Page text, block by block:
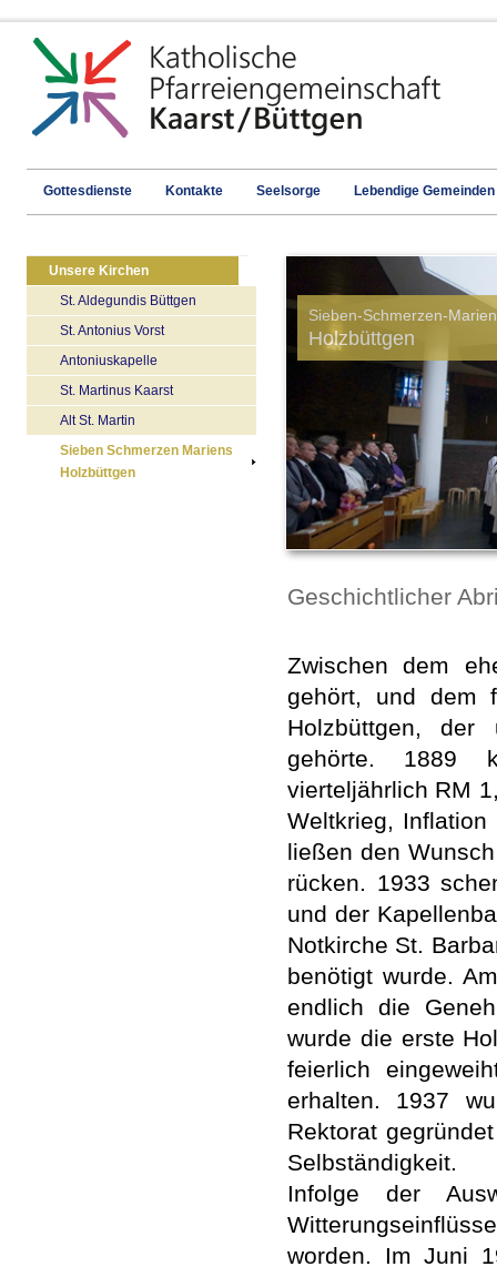
Gottesdienste Kontakte Seelsorge Lebendige Gemeinden
Unsere Kirchen
St. Aldegundis Büttgen
St. Antonius Vorst
Antoniuskapelle
St. Martinus Kaarst
Alt St. Martin
Sieben Schmerzen Mariens
Holzbüttgen
Sieben-Schmerzen-
Holzbüttgen
Geschichtlicher
Zwischen dem
gehört, und dem
Holzbüttgen, der
gehörte. 1889
vierteljährlich RM
Weltkrieg,
ließen den
rücken. 1933
und der
Notkirche St.
benötigt wurde.
endlich die
wurde die erste
feierlich
erhalten. 1937
Rektorat
Selbständigkeit.
Infolge der
worden. Im Juni